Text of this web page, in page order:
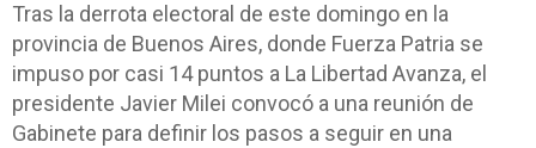
Tras la derrota electoral de este domingo en la
provincia de Buenos Aires, donde Fuerza Patria se
impuso por casi 14 puntos a La Libertad Avanza, el
presidente Javier Milei convocó a una reunión de
Gabinete para definir los pasos a seguir en una